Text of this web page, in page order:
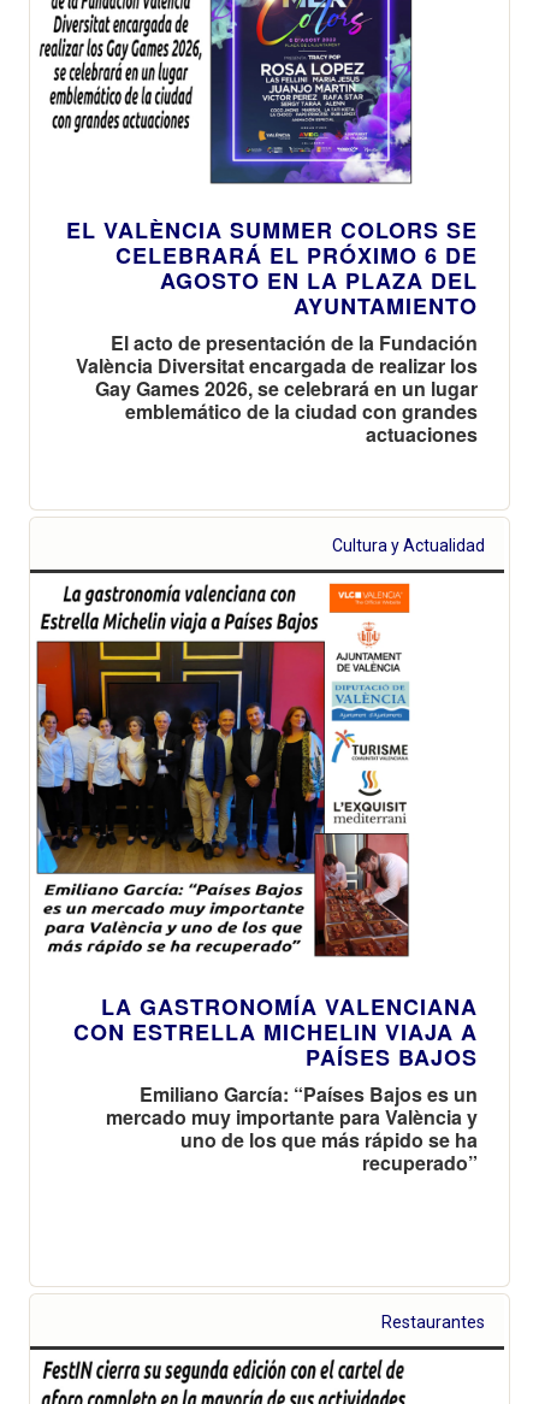
EL VALÈNCIA SUMMER COLORS SE
CELEBRARÁ EL PRÓXIMO 6 DE
AGOSTO EN LA PLAZA DEL
AYUNTAMIENTO
El acto de presentación de la Fundación
València Diversitat encargada de realizar los
Gay Games 2026, se celebrará en un lugar
emblemático de la ciudad con grandes
actuaciones
Cultura y Actualidad
LA GASTRONOMÍA VALENCIANA
CON ESTRELLA MICHELIN VIAJA A
PAÍSES BAJOS
Emiliano García: “Países Bajos es un
mercado muy importante para València y
uno de los que más rápido se ha
recuperado”
Restaurantes